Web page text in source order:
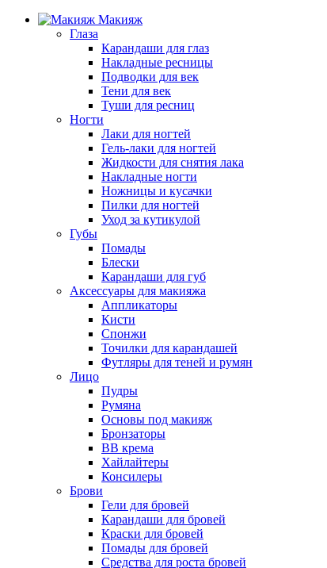
Макияж
Глаза
Карандаши для глаз
Накладные ресницы
Подводки для век
Тени для век
Туши для ресниц
Ногти
Лаки для ногтей
Гель-лаки для ногтей
Жидкости для снятия лака
Накладные ногти
Ножницы и кусачки
Пилки для ногтей
Уход за кутикулой
Губы
Помады
Блески
Карандаши для губ
Аксессуары для макияжа
Аппликаторы
Кисти
Спонжи
Точилки для карандашей
Футляры для теней и румян
Лицо
Пудры
Румяна
Основы под макияж
Бронзаторы
BB крема
Хайлайтеры
Консилеры
Брови
Гели для бровей
Карандаши для бровей
Краски для бровей
Помады для бровей
Средства для роста бровей